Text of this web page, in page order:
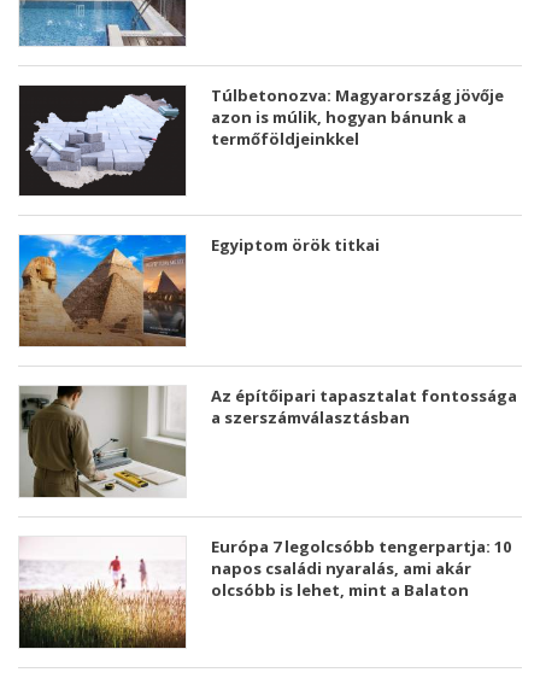
Túlbetonozva: Magyarország jövője
azon is múlik, hogyan bánunk a
termőföldjeinkkel
Egyiptom örök titkai
Az építőipari tapasztalat fontossága
a szerszámválasztásban
Európa 7 legolcsóbb tengerpartja: 10
napos családi nyaralás, ami akár
olcsóbb is lehet, mint a Balaton